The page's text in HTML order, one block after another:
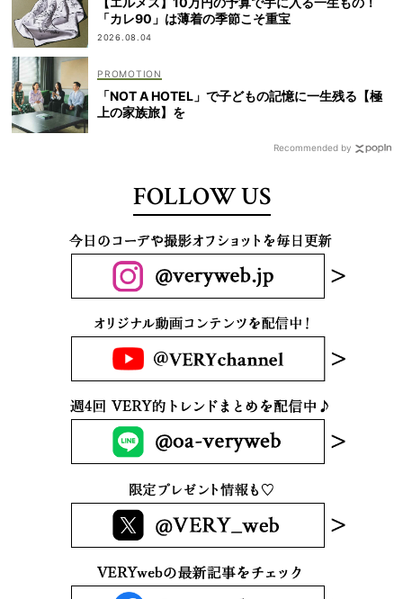
「カレ90」は薄着の季節こそ重宝
2026.08.04
「NOT A HOTEL」で子どもの記憶に一生残る【極
上の家族旅】を
Recommended by
FOLLOW US